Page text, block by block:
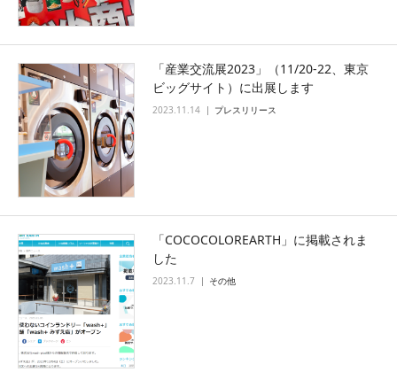
「産業交流展2023」（11/20-22、東京
ビッグサイト）に出展します
2023.11.14 プレスリリース
「COCOCOLOREARTH」に掲載されま
した
2023.11.7 その他